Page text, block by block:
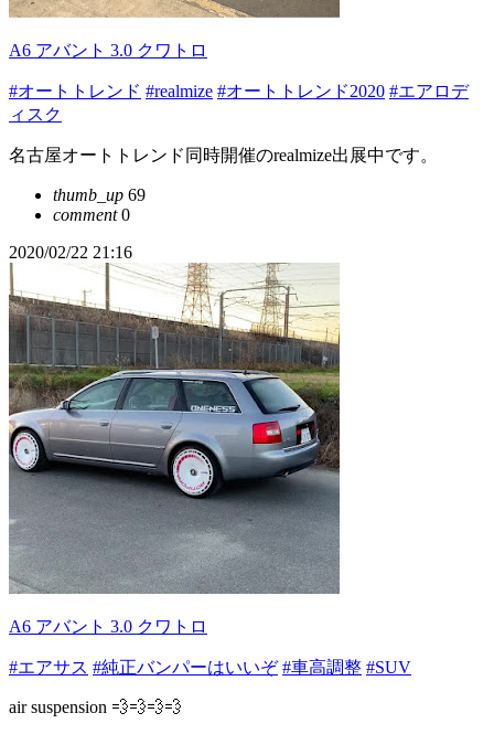
A6 アバント 3.0 クワトロ
#オートトレンド #realmize #オートトレンド2020 #エアロデ
ィスク
名古屋オートトレンド同時開催のrealmize出展中です。
thumb_up 69
comment0
2020/02/22 21:16
A6 アバント 3.0 クワトロ
#エアサス #純正バンパーはいいぞ #車高調整 #SUV
air suspension 💨💨💨💨